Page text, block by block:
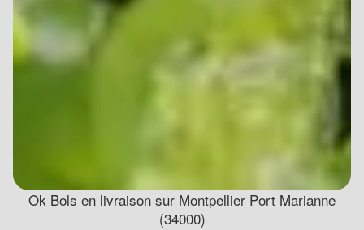
Ok Bols en livraison sur Montpellier Port Marianne
(34000)